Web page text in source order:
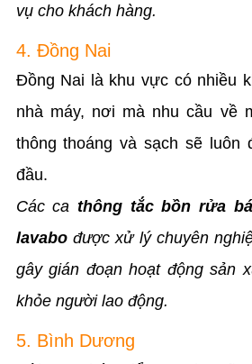
vụ cho khách hàng.
4. Đồng Nai
Đồng Nai là khu vực có nhiều
nhà máy, nơi mà nhu cầu về
thông thoáng và sạch sẽ luôn
đầu.
Các ca thông tắc bồn rửa
lavabođược xử lý chuyên
gây gián đoạn hoạt động sản
khỏe người lao động.
5. Bình Dương